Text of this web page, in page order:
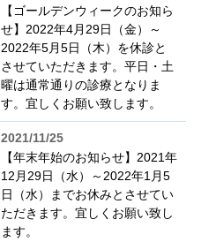
【ゴールデンウィークのお知ら
せ】2022年4月29日（金）～
2022年5月5日（木）を休診と
させていただきます。平日・土
曜は通常通りの診療となりま
す。宜しくお願い致します。
2021/11/25
【年末年始のお知らせ】2021年
12月29日（水）～2022年1月5
日（水）までお休みとさせてい
ただきます。宜しくお願い致し
ます。